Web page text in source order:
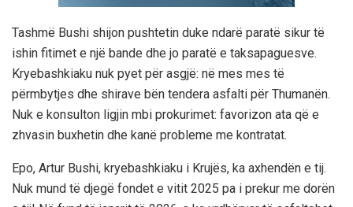
Tashmë Bushi shijon pushtetin duke ndarë paratë sikur të
ishin fitimet e një bande dhe jo paratë e taksapaguesve.
Kryebashkiaku nuk pyet për asgjë: në mes mes të
përmbytjes dhe shirave bën tendera asfalti për Thumanën.
Nuk e konsulton ligjin mbi prokurimet: favorizon ata që e
zhvasin buxhetin dhe kanë probleme me kontratat.
Epo, Artur Bushi, kryebashkiaku i Krujës, ka axhendën e tij.
Nuk mund të djegë fondet e vitit 2025 pa i prekur me dorën